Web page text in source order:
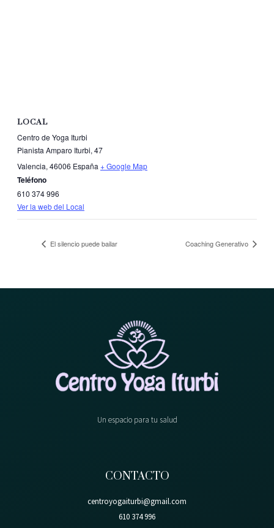
LOCAL
Centro de Yoga Iturbi
Pianista Amparo Iturbi, 47
Valencia, 46006 España + Google Map
Teléfono
610 374 996
Ver la web del Local
El silencio puede bailar Coaching Generativo
Un espacio para tu salud
CONTACTO
centroyogaiturbi@gmail.com
610 374 996